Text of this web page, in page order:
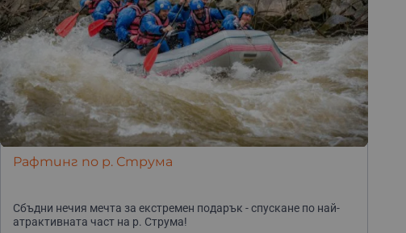
Рафтинг по р. Струма
Сбъдни нечия мечта за екстремен подарък - спускане по най-
атрактивната част на р. Струма!